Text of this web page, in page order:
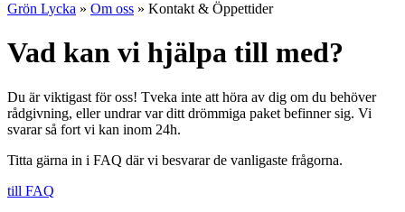
Grön Lycka » Om oss » Kontakt & Öppettider
Vad kan vi hjälpa till med?
Du är viktigast för oss! Tveka inte att höra av dig om du behöver
rådgivning, eller undrar var ditt drömmiga paket befinner sig. Vi
svarar så fort vi kan inom 24h.
Titta gärna in i FAQ där vi besvarar de vanligaste frågorna.
till FAQ